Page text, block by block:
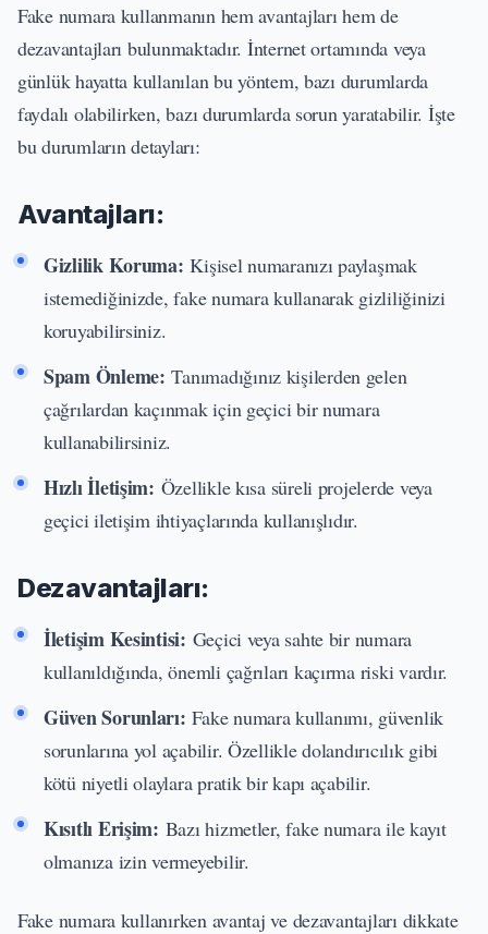
Fake numara kullanmanın hem avantajları hem de
dezavantajları bulunmaktadır. İnternet ortamında veya
günlük hayatta kullanılan bu yöntem, bazı durumlarda
faydalı olabilirken, bazı durumlarda sorun yaratabilir. İşte
bu durumların detayları:
Avantajları:
Gizlilik Koruma: Kişisel numaranızı paylaşmak
istemediğinizde, fake numara kullanarak gizliliğinizi
koruyabilirsiniz.
Spam Önleme: Tanımadığınız kişilerden gelen
çağrılardan kaçınmak için geçici bir numara
kullanabilirsiniz.
Hızlı İletişim: Özellikle kısa süreli projelerde veya
geçici iletişim ihtiyaçlarında kullanışlıdır.
Dezavantajları:
İletişim Kesintisi: Geçici veya sahte bir numara
kullanıldığında, önemli çağrıları kaçırma riski vardır.
Güven Sorunları: Fake numara kullanımı, güvenlik
sorunlarına yol açabilir. Özellikle dolandırıcılık gibi
kötü niyetli olaylara pratik bir kapı açabilir.
Kısıtlı Erişim: Bazı hizmetler, fake numara ile kayıt
olmanıza izin vermeyebilir.
Fake numara kullanırken avantaj ve dezavantajları dikkate